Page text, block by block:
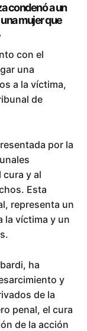
condenó a un
mujer que
con el
una
a la víctima,
de
por la
y al
Esta
representa un
la víctima y un
ha
y
de la
penal, el cura
de la acción